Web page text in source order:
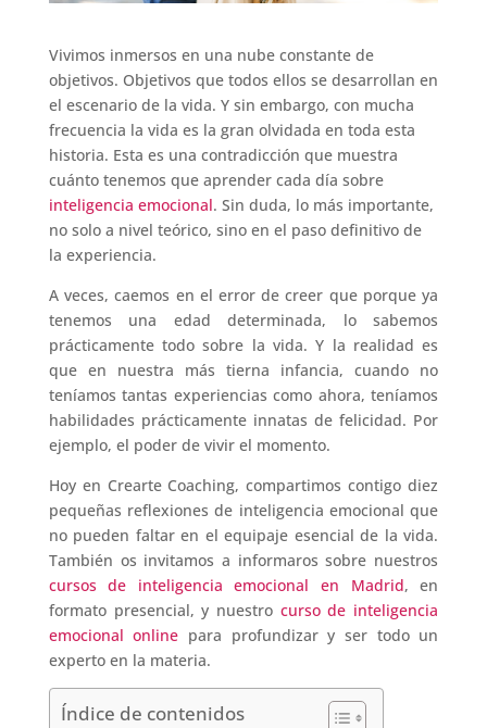
Vivimos inmersos en una nube constante de
objetivos. Objetivos que todos ellos se desarrollan en
el escenario de la vida. Y sin embargo, con mucha
frecuencia la vida es la gran olvidada en toda esta
historia. Esta es una contradicción que muestra
cuánto tenemos que aprender cada día sobre
inteligencia emocional. Sin duda, lo más importante,
no solo a nivel teórico, sino en el paso definitivo de
la experiencia.
A veces, caemos en el error de creer que porque ya
tenemos una edad determinada, lo sabemos
prácticamente todo sobre la vida. Y la realidad es
que en nuestra más tierna infancia, cuando no
teníamos tantas experiencias como ahora, teníamos
habilidades prácticamente innatas de felicidad. Por
ejemplo, el poder de vivir el momento.
Hoy en Crearte Coaching, compartimos contigo diez
pequeñas reflexiones de inteligencia emocional que
no pueden faltar en el equipaje esencial de la vida.
También os invitamos a informaros sobre nuestros
cursos de inteligencia emocional en Madrid, en
formato presencial, y nuestro curso de inteligencia
emocional online para profundizar y ser todo un
experto en la materia.
Índice de contenidos